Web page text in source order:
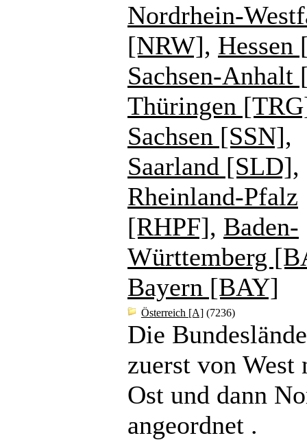
Nordrhein-
[NRW], Hessen
Sachsen-Anhalt
Thüringen
Sachsen [SSN],
Saarland [SLD],
Rheinland-Pfalz
[RHPF], Baden-
Württemberg
Bayern [BAY]
Österreich [A] (7236)
Die
zuerst von West
Ost und dann
angeordnet .